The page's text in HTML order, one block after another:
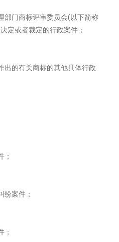
门商标评审委员会(以下简称
定或者裁定的行政案件；
的有关商标的其他具体行政
；
案件；
；